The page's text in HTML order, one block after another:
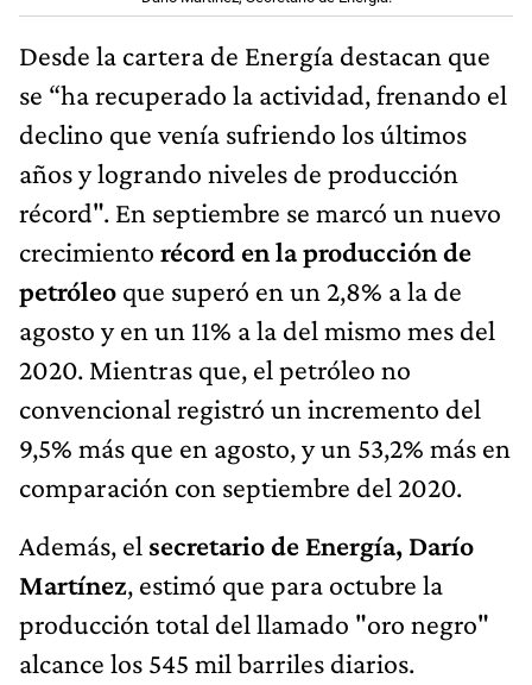
Desde la cartera de Energía destacan que
se “ha recuperado la actividad, frenando el
declino que venía sufriendo los últimos
años y logrando niveles de producción
récord". En septiembre se marcó un nuevo
crecimiento récord en la producción de
petróleo que superó en un 2,8% a la de
agosto y en un 11% a la del mismo mes del
2020. Mientras que, el petróleo no
convencional registró un incremento del
9,5% más que en agosto, y un 53,2% más en
comparación con septiembre del 2020.
Además, el secretario de Energía, Darío
Martínez, estimó que para octubre la
producción total del llamado "oro negro"
alcance los 545 mil barriles diarios.